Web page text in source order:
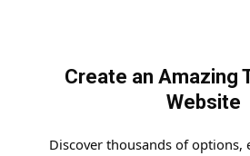
Create an Amazing
Website
Discover thousands of options,